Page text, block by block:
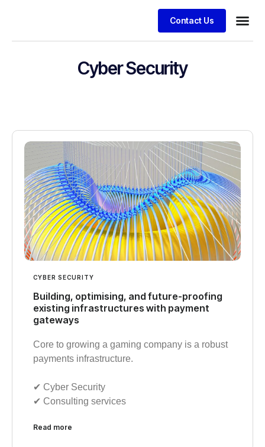
Contact Us
Cyber Security
CYBER SECURITY
Building, optimising, and future-proofing
existing infrastructures with payment
gateways
Core to growing a gaming company is a robust
payments infrastructure.
✔︎ Cyber Security
✔︎ Consulting services
Read more